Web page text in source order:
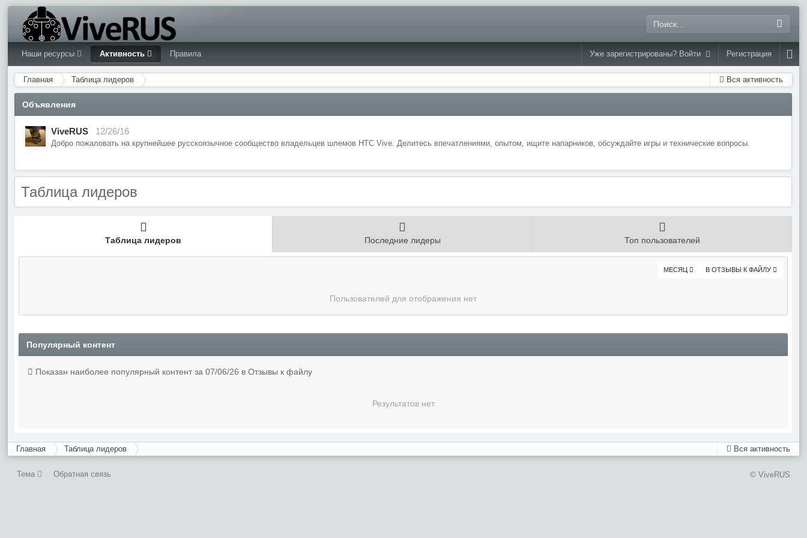
Наши ресурсы Активность Правила Уже зарегистрированы? Войти Регистрация
Вся активность
Главная Таблица лидеров
Объявления
ViveRUS 12/26/16
Добро пожаловать на крупнейшее русскоязычное сообщество владельцев шлемов HTC Vive. Делитесь впечатлениями, опытом, ищите напарников, обсуждайте игры и технические вопросы.
Таблица лидеров
Таблица лидеров Последние лидеры Топ пользователей
В ОТЗЫВЫ К ФАЙЛУ
МЕСЯЦ
Пользователей для отображения нет
Популярный контент
Показан наиболее популярный контент за 07/06/26 в Отзывы к файлу
Результатов нет
Вся активность
Главная Таблица лидеров
Тема Обратная связь © ViveRUS